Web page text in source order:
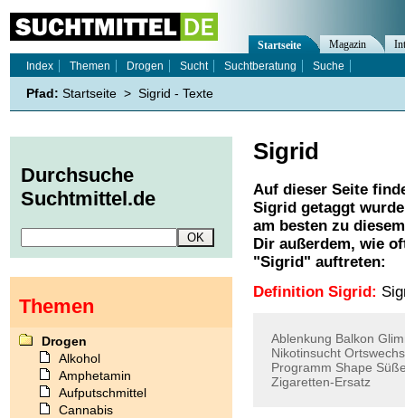
Sigrid
Auf dieser Seite
Sigrid getaggt
am besten zu
Dir außerdem, wie
"Sigrid " auftreten:
Definition Sigrid:
Ablenkung Balkon
Nikotinsucht
Programm Shape
Zigaretten-Ersatz
Startseite Magazin
Index
Themen Drogen Sucht Suchtberatung Suche
Pfad: Startseite > Sigrid - Texte
Durchsuche
Suchtmittel.de
Themen
Drogen
Alkohol
Amphetamin
Aufputschmittel
Cannabis